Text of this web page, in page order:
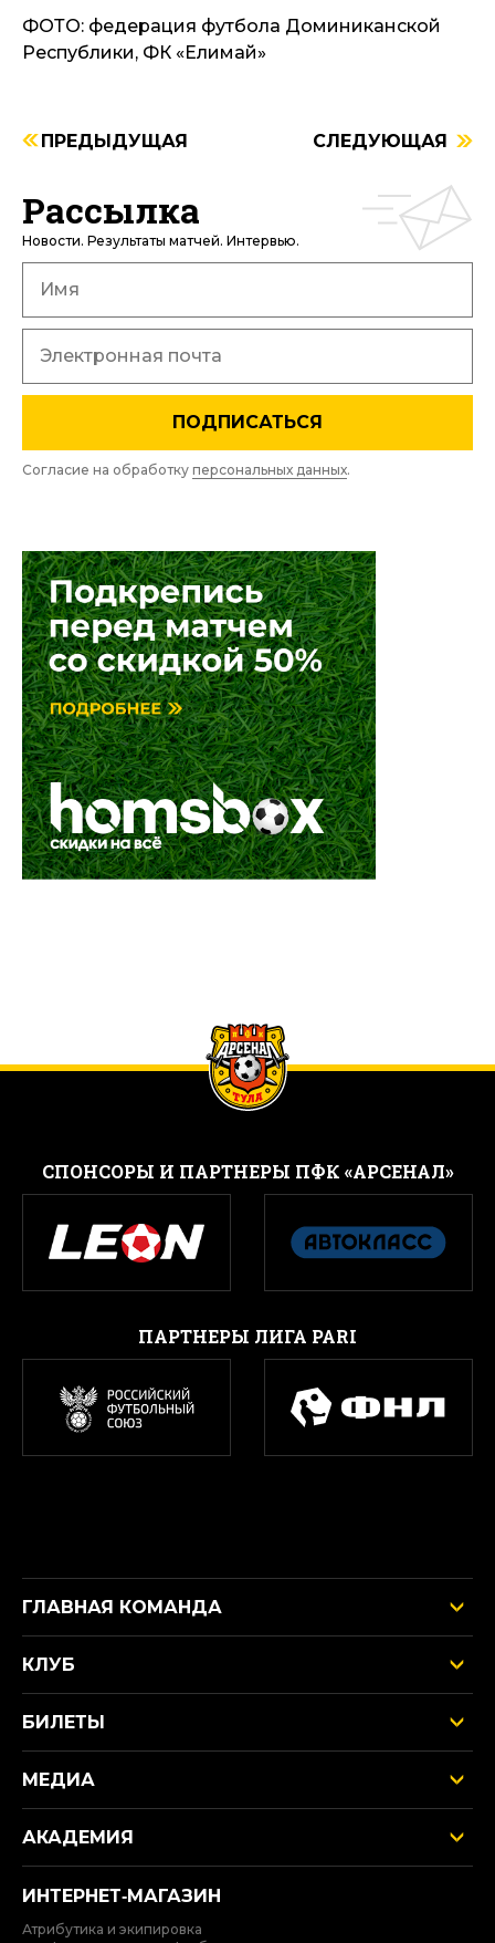
ФОТО: федерация футбола Доминиканской
Республики, ФК «Елимай»
ПРЕДЫДУЩАЯ СЛЕДУЮЩАЯ
Рассылка
Новости. Результаты матчей. Интервью.
ПОДПИСАТЬСЯ
Согласие на обработку персональных данных.
CПОНСОРЫ И ПАРТНЕРЫ ПФК «АРСЕНАЛ»
ПАРТНЕРЫ ЛИГА PARI
ГЛАВНАЯ КОМАНДА
КЛУБ
БИЛЕТЫ
МЕДИА
АКАДЕМИЯ
ИНТЕРНЕТ‑МАГАЗИН
Атрибутика и экипировка